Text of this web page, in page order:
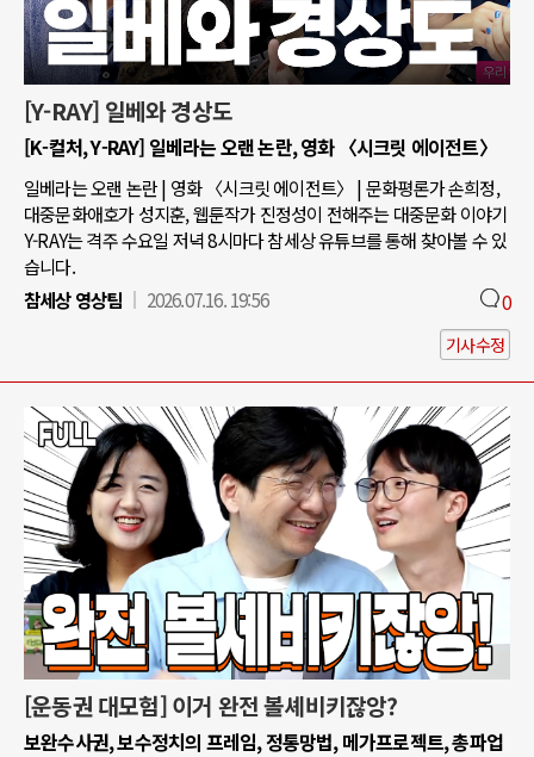
[Y-RAY] 일베와 경상도
[K-컬처, Y-RAY] 일베라는 오랜 논란, 영화 〈시크릿 에이전트〉
일베라는 오랜 논란 | 영화 〈시크릿 에이전트〉 | 문화평론가 손희정,
대중문화애호가 성지훈, 웹툰작가 진정성이 전해주는 대중문화 이야기
Y-RAY는 격주 수요일 저녁 8시마다 참세상 유튜브를 통해 찾아볼 수 있
습니다.
참세상 영상팀
2026.07.16. 19:56 0
기사수정
[운동권 대모험] 이거 완전 볼셰비키잖앙?
보완수사권, 보수정치의 프레임, 정통망법, 메가프로젝트, 총파업